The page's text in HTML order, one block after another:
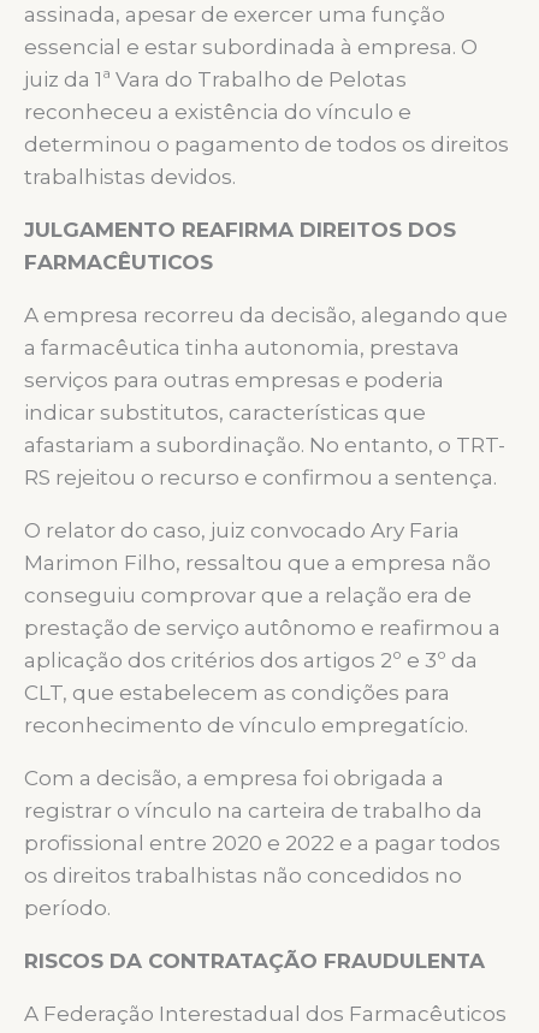
assinada, apesar de exercer uma função
essencial e estar subordinada à empresa. O
juiz da 1ª Vara do Trabalho de Pelotas
reconheceu a existência do vínculo e
determinou o pagamento de todos os direitos
trabalhistas devidos.
JULGAMENTO REAFIRMA DIREITOS DOS
FARMACÊUTICOS
A empresa recorreu da decisão, alegando que
a farmacêutica tinha autonomia, prestava
serviços para outras empresas e poderia
indicar substitutos, características que
afastariam a subordinação. No entanto, o TRT-
RS rejeitou o recurso e confirmou a sentença.
O relator do caso, juiz convocado Ary Faria
Marimon Filho, ressaltou que a empresa não
conseguiu comprovar que a relação era de
prestação de serviço autônomo e reafirmou a
aplicação dos critérios dos artigos 2º e 3º da
CLT, que estabelecem as condições para
reconhecimento de vínculo empregatício.
Com a decisão, a empresa foi obrigada a
registrar o vínculo na carteira de trabalho da
profissional entre 2020 e 2022 e a pagar todos
os direitos trabalhistas não concedidos no
período.
RISCOS DA CONTRATAÇÃO FRAUDULENTA
A Federação Interestadual dos Farmacêuticos